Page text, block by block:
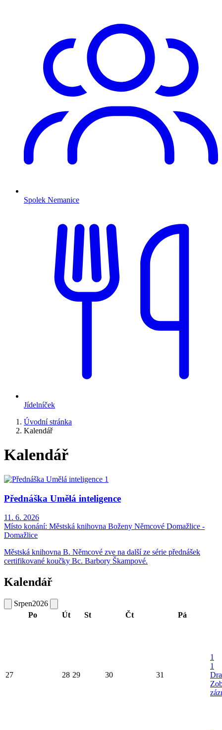
Spolek Nemanice
Jídelníček
Úvodní stránka
Kalendář
Kalendář
Přednáška Umělá inteligence
11. 6. 2026
Místo konání: Městská knihovna Boženy Němcové Domažlice -
Domažlice
Městská knihovna B. Němcové zve na další ze série přednášek
certifikované koučky Bc. Barbory Škampové.
Kalendář
Srpen2026
Po
Út St Čt Pá
27 28 29 30 31
1
1